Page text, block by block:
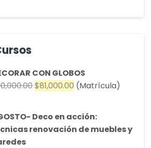
CON GLOBOS
El
era:
$90,000.00.
$81,000.00 El
actual
es:
$81,000.00.
(Matrícula)
Deco en acción:
renovación de muebles y